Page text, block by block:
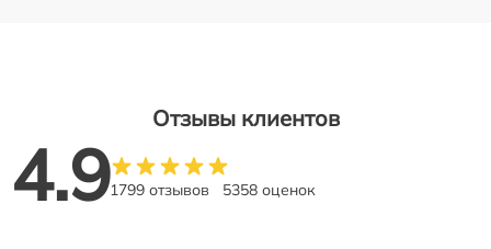
Отзывы клиентов
4.91799 отзывов 5358 оценок